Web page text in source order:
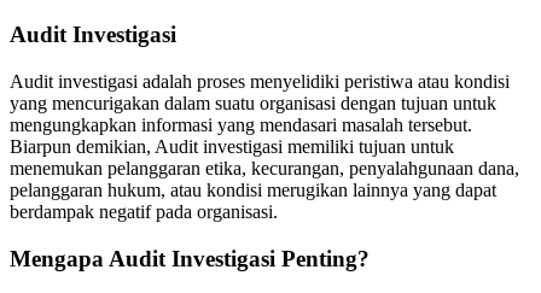
Audit Investigasi
Audit investigasi adalah proses menyelidiki peristiwa atau kondisi
yang mencurigakan dalam suatu organisasi dengan tujuan untuk
mengungkapkan informasi yang mendasari masalah tersebut.
Biarpun demikian, Audit investigasi memiliki tujuan untuk
menemukan pelanggaran etika, kecurangan, penyalahgunaan dana,
pelanggaran hukum, atau kondisi merugikan lainnya yang dapat
berdampak negatif pada organisasi.
Mengapa Audit Investigasi Penting?